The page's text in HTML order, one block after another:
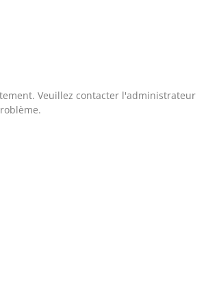
Veuillez contacter l'administrateur